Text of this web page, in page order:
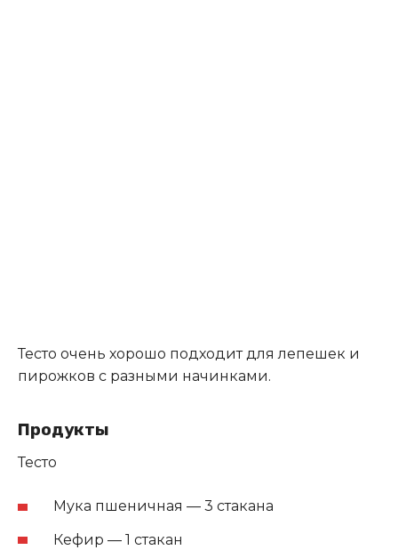
Тесто очень хорошо подходит для лепешек и
пирожков с разными начинками.
Продукты
Тесто
Мука пшеничная — 3 стакана
Кефир — 1 стакан